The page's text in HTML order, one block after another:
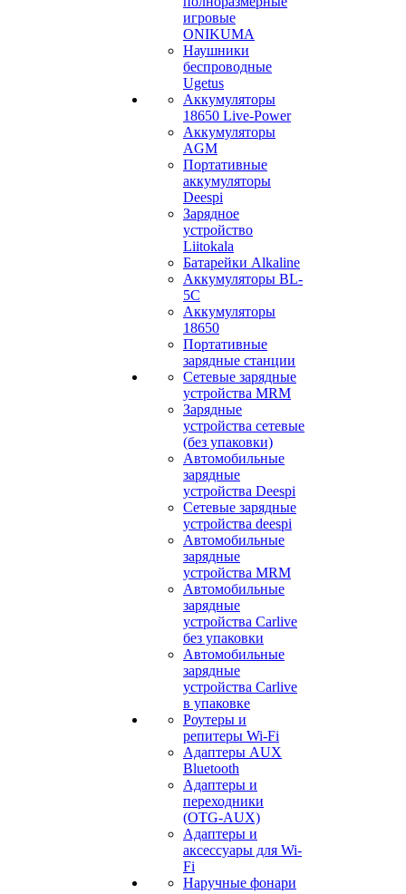
игровые
ONIKUMA
Наушники
беспроводные
Ugetus
Аккумуляторы
18650 Live-Power
Аккумуляторы
АGM
Портативные
аккумуляторы
Deespi
Зарядное
устройство
Liitokala
Батарейки Alkaline
Аккумуляторы BL-
5C
Аккумуляторы
18650
Портативные
зарядные станции
Сетевые зарядные
устройства MRM
Зарядные
устройства сетевые
(без упаковки)
Автомобильные
зарядные
устройства Deespi
Сетевые зарядные
устройства deespi
Автомобильные
зарядные
устройства MRM
Автомобильные
зарядные
устройства Carlive
без упаковки
Автомобильные
зарядные
устройства Carlive
в упаковке
Роутеры и
репитеры Wi-Fi
Адаптеры AUX
Bluetooth
Адаптеры и
переходники
(OTG-AUX)
Адаптеры и
аксессуары для Wi-
Fi
Наручные фонари